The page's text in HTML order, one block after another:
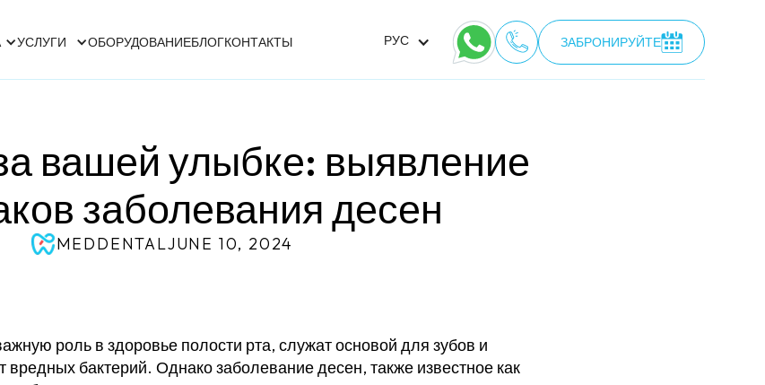
УСЛУГИ ОБОРУДОВАНИЕБЛОГКОНТАКТЫ РУС ЗАБРОНИРУЙТЕ
вашей улыбке: выявление
заболевания десен
MEDDENTALJUNE 10, 2024
роль в здоровье полости рта, служат основой для зубов и
бактерий. Однако заболевание десен, также известное как